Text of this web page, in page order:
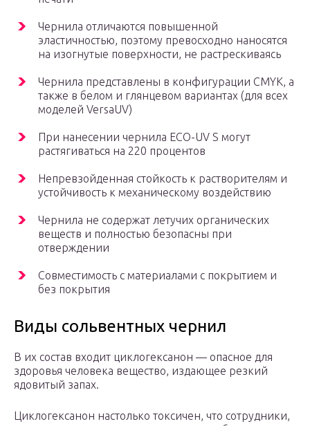
Чернила отличаются повышенной
эластичностью, поэтому превосходно наносятся
на изогнутые поверхности, не растрескиваясь
Чернила представлены в конфигурации CMYK, а
также в белом и глянцевом вариантах (для всех
моделей VersaUV)
При нанесении чернила ECO-UV S могут
растягиваться на 220 процентов
Непревзойденная стойкость к растворителям и
устойчивость к механическому воздействию
Чернила не содержат летучих органических
веществ и полностью безопасны при
отверждении
Совместимость с материалами с покрытием и
без покрытия
Виды сольвентных чернил
В их состав входит циклогексанон — опасное для
здоровья человека вещество, издающее резкий
ядовитый запах.
Циклогексанон настолько токсичен, что сотрудники,